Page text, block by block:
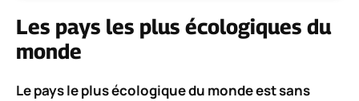
Les pays les plus écologiques du
monde
Le pays le plus écologique du monde est sans